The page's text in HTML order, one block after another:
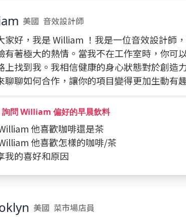
美國 音效設計師
家好，我是 William ！我是一位音效設計師
有著極大的熱情。當我不在工作室時，你可
上找到我。我相信健康的身心狀態對於創造
聊聊如何合作，讓你的項目變得更加生動有趣
詢問 William 偏好的早晨飲料
他喜歡咖啡還是茶
他喜歡怎樣的咖啡/茶
我的喜好和原因
美國 菜市場店員